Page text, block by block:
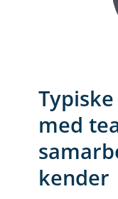
med
kender